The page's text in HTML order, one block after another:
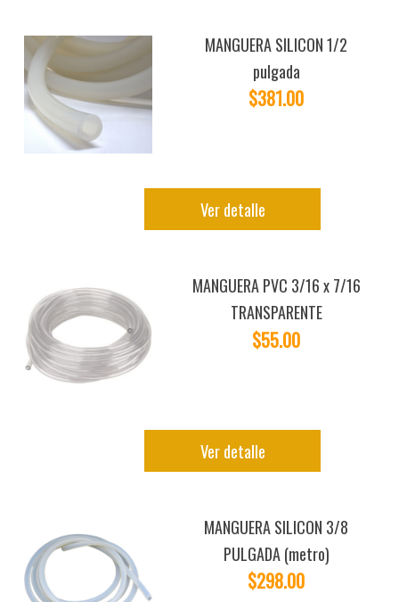
MANGUERA SILICON 1/2
pulgada
$381.00
Ver detalle
MANGUERA PVC 3/16 x 7/16
TRANSPARENTE
$55.00
Ver detalle
MANGUERA SILICON 3/8
PULGADA (metro)
$298.00